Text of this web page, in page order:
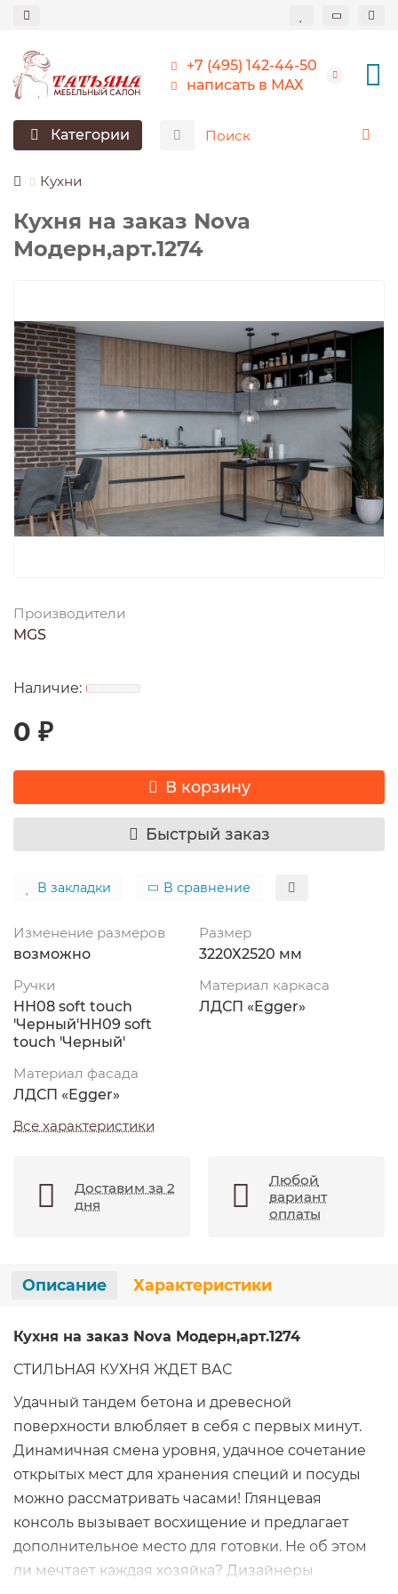
+7 (495) 142-44-50
написать в МАХ
Категории
Кухни
Кухня на заказ Nova
Модерн,арт.1274
Производители
MGS
0 ₽
В корзину
Быстрый заказ
В закладки В сравнение
Изменение размеров
возможно
Размер
3220Х2520 мм
Ручки
HН08 soft touch
'Черный'НН09 soft
touch 'Черный'
Материал каркаса
ЛДСП «Egger»
Материал фасада
ЛДСП «Egger»
Все характеристики
Доставим за 2
дня
Любой
вариант
оплаты
Описание Характеристики
Кухня на заказ Nova Модерн,арт.1274
СТИЛЬНАЯ КУХНЯ ЖДЕТ ВАС
Удачный тандем бетона и древесной
поверхности влюбляет в себя с первых минут.
Динамичная смена уровня, удачное сочетание
открытых мест для хранения специй и посуды
можно рассматривать часами! Глянцевая
консоль вызывает восхищение и предлагает
дополнительное место для готовки. Не об этом
ли мечтает каждая хозяйка? Дизайнеры